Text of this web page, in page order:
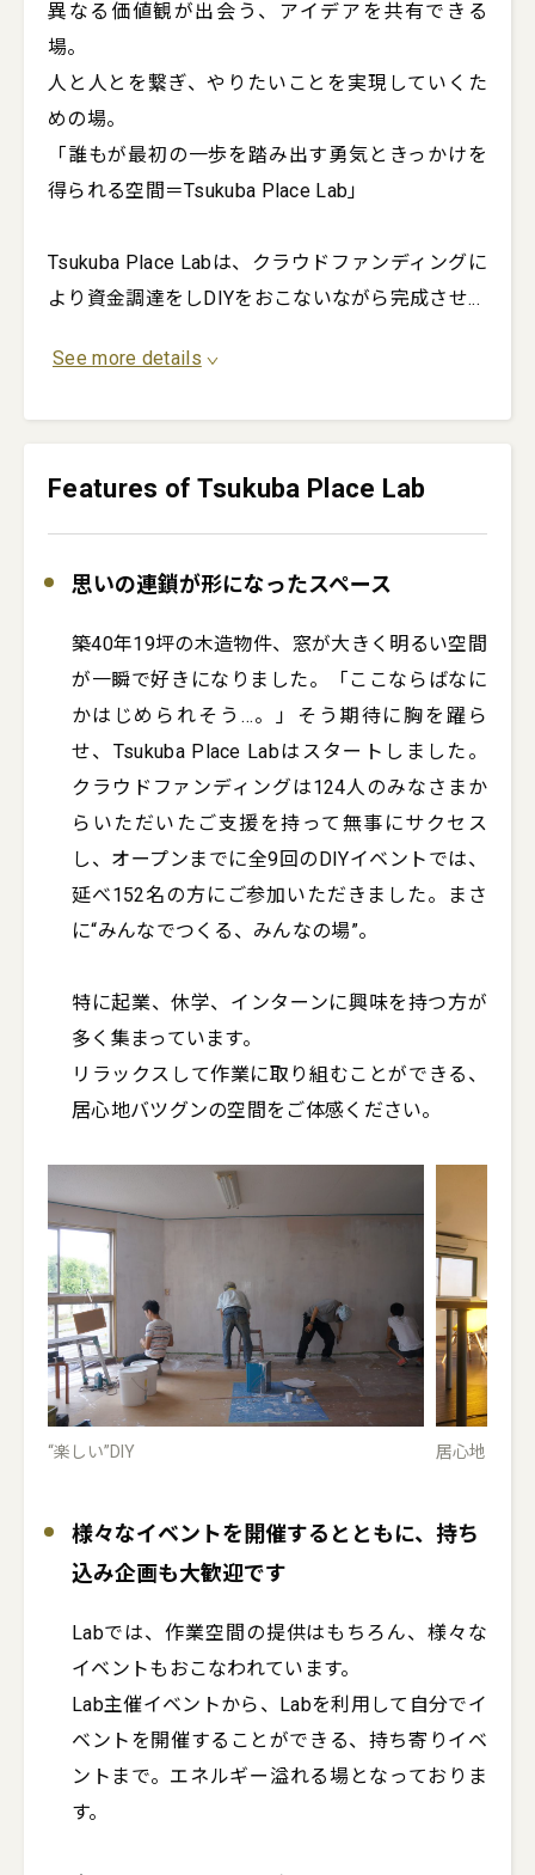
異なる価値観が出会う、アイデアを共有できる
場。
人と人とを繋ぎ、やりたいことを実現していくた
めの場。
「誰もが最初の一歩を踏み出す勇気ときっかけを
得られる空間＝Tsukuba Place Lab」
Tsukuba Place Labは、クラウドファンディングに
より資金調達をしDIYをおこないながら完成させ...
See more details
Features of Tsukuba Place Lab
思いの連鎖が形になったスペース
築40年19坪の木造物件、窓が大きく明るい空間
が一瞬で好きになりました。「ここならばなに
かはじめられそう…。」そう期待に胸を躍ら
せ、Tsukuba Place Labはスタートしました。
クラウドファンディングは124人のみなさまか
らいただいたご支援を持って無事にサクセス
し、オープンまでに全9回のDIYイベントでは、
延べ152名の方にご参加いただきました。まさ
に“みんなでつくる、みんなの場”。
特に起業、休学、インターンに興味を持つ方が
多く集まっています。
リラックスして作業に取り組むことができる、
“楽しい”DIY 居心地の良
様々なイベントを開催するとともに、持ち
込み企画も大歓迎です
Labでは、作業空間の提供はもちろん、様々な
イベントもおこなわれています。
Lab主催イベントから、Labを利用して自分でイ
ベントを開催することができる、持ち寄りイベ
ントまで。エネルギー溢れる場となっておりま
す。